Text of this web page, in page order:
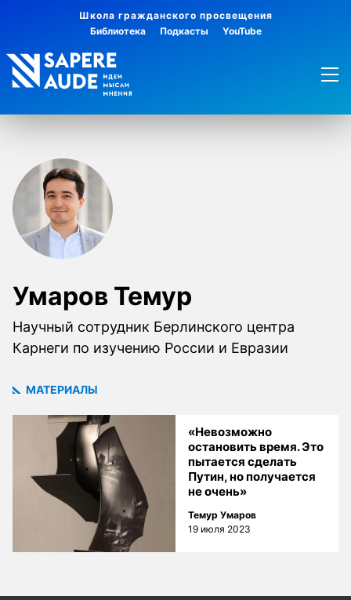
Школа гражданского просвещения
Библиотека
Подкасты YouTube
Умаров Темур
Научный сотрудник Берлинского центра
Карнеги по изучению России и Евразии
МАТЕРИАЛЫ
«Невозможно
остановить время. Это
пытается сделать
Путин, но получается
не очень»
Темур Умаров
19 июля 2023